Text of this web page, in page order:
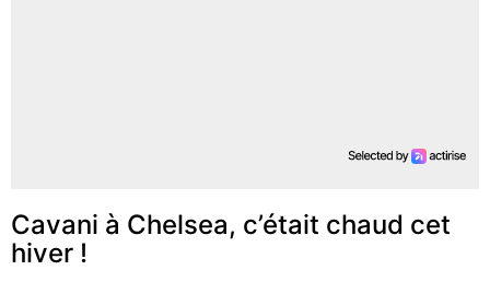
Cavani à Chelsea, c’était chaud cet
hiver !